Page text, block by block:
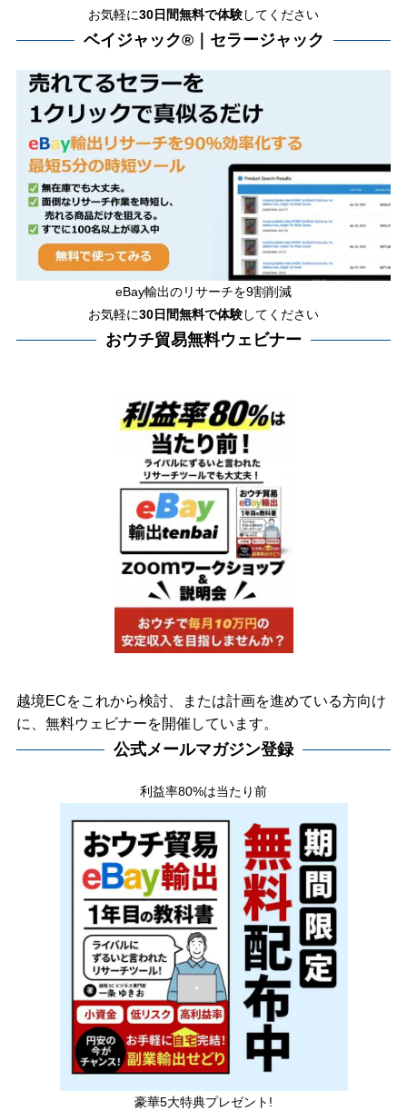
お気軽に30日間無料で体験してください
ベイジャック®｜セラージャック
eBay輸出のリサーチを9割削減
お気軽に30日間無料で体験してください
おウチ貿易無料ウェビナー
越境ECをこれから検討、または計画を進めている方向け
に、無料ウェビナーを開催しています。
公式メールマガジン登録
利益率80%は当たり前
豪華5大特典プレゼント!